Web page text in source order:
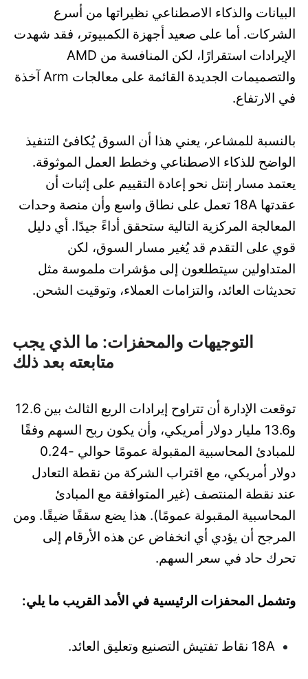
البيانات والذكاء الاصطناعي نظيراتها من أسرع
الشركات. أما على صعيد أجهزة الكمبيوتر، فقد شهدت
الإيرادات استقرارًا، لكن المنافسة من AMD
والتصميمات الجديدة القائمة على معالجات Arm آخذة
في الارتفاع.
بالنسبة للمشاعر، يعني هذا أن السوق يُكافئ التنفيذ
الواضح للذكاء الاصطناعي وخطط العمل الموثوقة.
يعتمد مسار إنتل نحو إعادة التقييم على إثبات أن
عقدتها 18A تعمل على نطاق واسع وأن منصة وحدات
المعالجة المركزية التالية ستحقق أداءً جيدًا. أي دليل
قوي على التقدم قد يُغير مسار السوق، لكن
المتداولين سيتطلعون إلى مؤشرات ملموسة مثل
تحديثات العائد، والتزامات العملاء، وتوقيت الشحن.
التوجيهات والمحفزات: ما الذي يجب
متابعته بعد ذلك
توقعت الإدارة أن تتراوح إيرادات الربع الثالث بين 12.6
و13.6 مليار دولار أمريكي، وأن يكون ربح السهم وفقًا
للمبادئ المحاسبية المقبولة عمومًا حوالي -0.24
دولار أمريكي، مع اقتراب الشركة من نقطة التعادل
عند نقطة المنتصف (غير المتوافقة مع المبادئ
المحاسبية المقبولة عمومًا). هذا يضع سقفًا ضيقًا. ومن
المرجح أن يؤدي أي انخفاض عن هذه الأرقام إلى
تحرك حاد في سعر السهم.
وتشمل المحفزات الرئيسية في الأمد القريب ما يلي:
18A نقاط تفتيش التصنيع وتعليق العائد.